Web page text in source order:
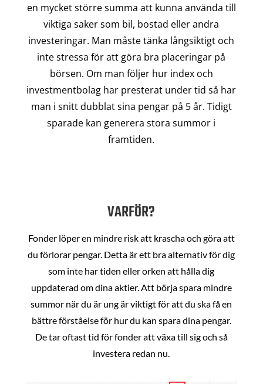
en mycket större summa att kunna använda till
viktiga saker som bil, bostad eller andra
investeringar. Man måste tänka långsiktigt och
inte stressa för att göra bra placeringar på
börsen. Om man följer hur index och
investmentbolag har presterat under tid så har
man i snitt dubblat sina pengar på 5 år. Tidigt
sparade kan generera stora summor i
framtiden.
VARFÖR?
Fonder löper en mindre risk att krascha och göra att
du förlorar pengar. Detta är ett bra alternativ för dig
som inte har tiden eller orken att hålla dig
uppdaterad om dina aktier. Att börja spara mindre
summor när du är ung är viktigt för att du ska få en
bättre förståelse för hur du kan spara dina pengar.
De tar oftast tid för fonder att växa till sig och så
investera redan nu.